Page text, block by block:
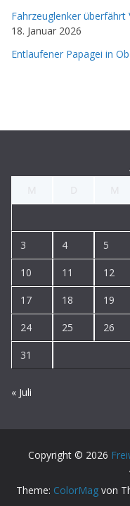
Fahrzeuglenker überfährt
18. Januar 2026
Entlaufener Papagei in
3 4 5
10 11 12
17 18 19
24 25 26
31
« Juli
Copyright © 2026
Theme: ColorMagvon